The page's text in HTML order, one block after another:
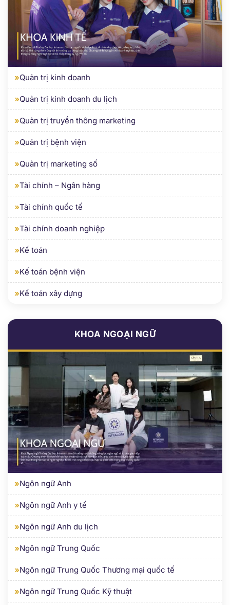
Quản trị kinh doanh
»Quản trị kinh doanh du lịch
»Quản trị truyền thông marketing
»Quản trị bệnh viện
»Quản trị marketing số
»Tài chính – Ngân hàng
»Tài chính quốc tế
»Tài chính doanh nghiệp
»Kế toán
»Kế toán bệnh viện
»Kế toán xây dựng
KHOA NGOẠI NGỮ
»Ngôn ngữ Anh
»Ngôn ngữ Anh y tế
»Ngôn ngữ Anh du lịch
»Ngôn ngữ Trung Quốc
»Ngôn ngữ Trung Quốc Thương mại quốc tế
»Ngôn ngữ Trung Quốc Kỹ thuật
»Ngôn ngữ Trung Quốc y tế